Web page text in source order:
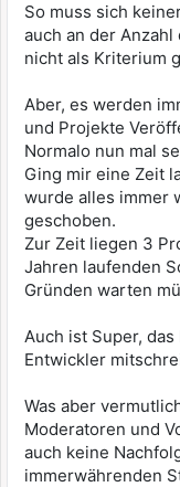
So muss sich
auch an der Anzahl
nicht als Kriterium
Aber, es werden
und Projekte
Normalo nun mal
Ging mir eine Zeit
wurde alles immer
geschoben.
Zur Zeit liegen 3
Jahren laufenden
Gründen warten
Auch ist Super,
Entwickler
Was aber
Moderatoren und
auch keine
immerwährenden